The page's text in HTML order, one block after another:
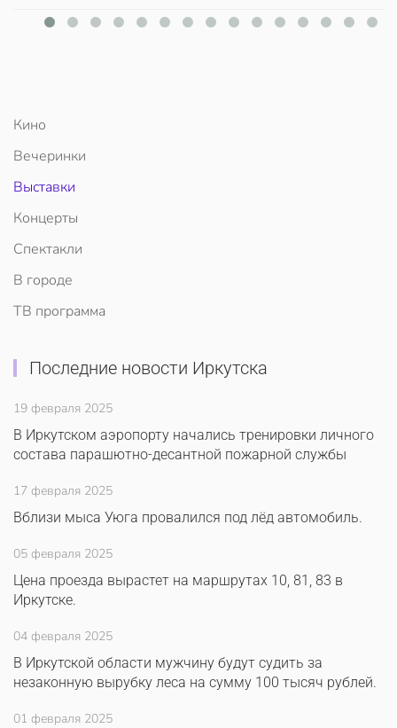
Кино
Вечеринки
Выставки
Концерты
Спектакли
В городе
ТВ программа
Последние новости Иркутска
19 февраля 2025
В Иркутском аэропорту начались тренировки личного
состава парашютно-десантной пожарной службы
17 февраля 2025
Вблизи мыса Уюга провалился под лёд автомобиль.
05 февраля 2025
Цена проезда вырастет на маршрутах 10, 81, 83 в
Иркутске.
04 февраля 2025
В Иркутской области мужчину будут судить за
незаконную вырубку леса на сумму 100 тысяч рублей.
01 февраля 2025